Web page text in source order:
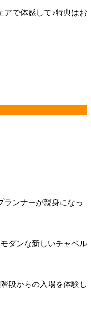
アで体感して♪特典はお
ランナーが親身になっ
ダンな新しいチャペル
段からの入場を体験し